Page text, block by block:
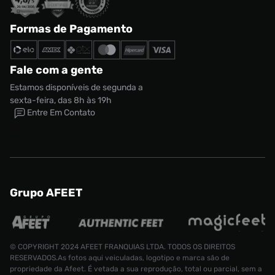
Formas de Pagamento
Fale com a gente
Estamos disponíveis de segunda a
sexta-feira, das 8h às 19h
Entre Em Contato
Grupo AFEET
© COPYRIGHT 2024 AFEET FRANQUIAS LTDA. TODOS OS DIREITOS
RESERVADOS.As fotos aqui veiculadas, logotipo e marca são de
propriedade da Afeet. É vetada a sua reprodução, total ou parcial, sem a